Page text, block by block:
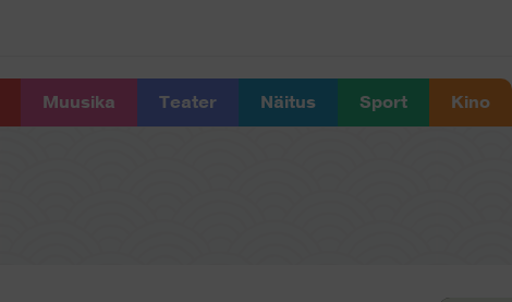
Muusika Teater Näitus Sport Kino